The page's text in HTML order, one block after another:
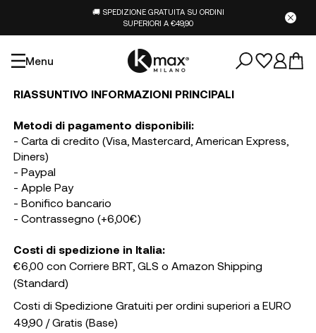
🚚 SPEDIZIONE GRATUITA SU ORDINI
SUPERIORI A €49,90
Menu
RIASSUNTIVO INFORMAZIONI PRINCIPALI
Metodi di pagamento disponibili:
- Carta di credito (Visa, Mastercard, American Express,
Diners)
- Paypal
- Apple Pay
- Bonifico bancario
- Contrassegno (+6,00€)
Costi di spedizione in Italia:
€6,00 con Corriere BRT, GLS o Amazon Shipping
(Standard)
Costi di Spedizione Gratuiti per ordini superiori a EURO
49,90 / Gratis (Base)